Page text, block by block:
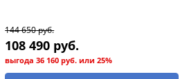
144 650 руб.
108 490 руб.
выгода36 160 руб. или25%